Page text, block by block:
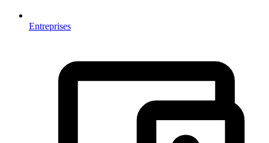
Entreprises